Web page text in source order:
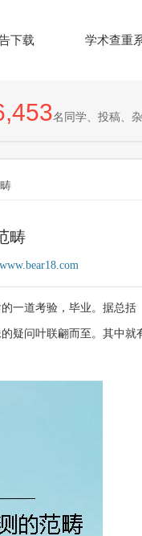
下载 学术查重
名同学、投稿、
畴
www.bear18.com
一道考验，毕业。据总括
疑问叶联翩而至。其中就